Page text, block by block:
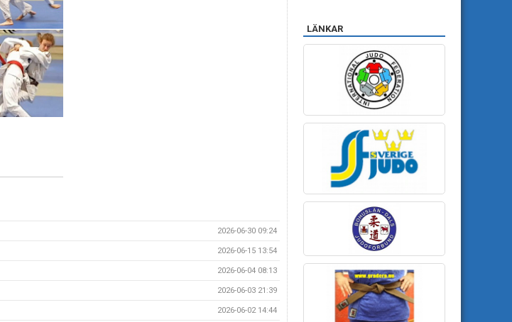
2026-06-30 09:24
2026-06-15 13:54
2026-06-04 08:13
2026-06-03 21:39
2026-06-02 14:44
LÄNKAR